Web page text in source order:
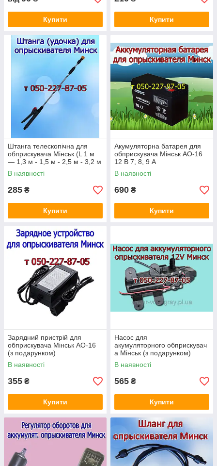
Купити Купити
Штанга телескопічна для
обприскувача Мінськ (L 1 м
— 1,3 м - 1,5 м - 2,5 м - 3,2 м
)В наявності
285 ₴
Купити
Акумуляторна батарея для
обприскувача Мінськ АО-16
12 В 7; 8, 9 А
В наявності
690 ₴
Купити
Зарядний пристрій для
обприскувача Мінськ АО-16
(з подарунком)
В наявності
355 ₴
Купити
Насос для
акумуляторного обприскувач
а Мінськ (з подарунком)
В наявності
565 ₴
Купити